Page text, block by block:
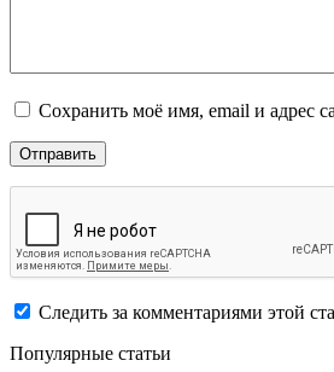
Сохранить моё имя, email и адрес
Следить за комментариями этой
Популярные статьи